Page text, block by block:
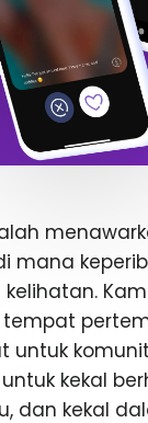
mana
tempat
kekal
dan kekal